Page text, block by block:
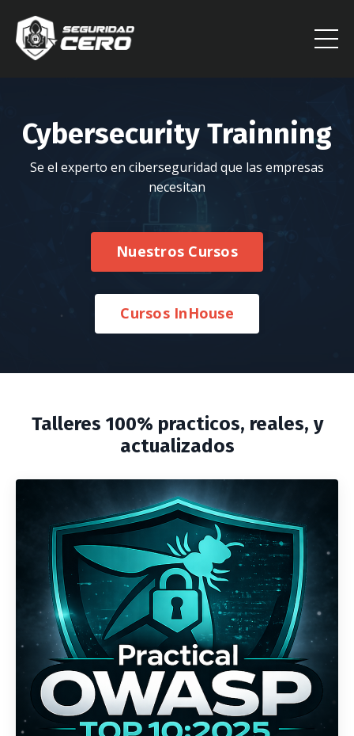
Cybersecurity Trainning
Se el experto en ciberseguridad que las empresas
necesitan
Nuestros Cursos
Cursos InHouse
Talleres 100% practicos, reales, y
actualizados